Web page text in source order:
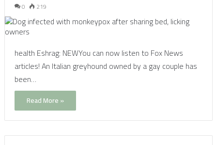
0 219
health Eshrag: NEWYou can now listen to Fox News
articles! An Italian greyhound owned by a gay couple has
been…
Read More »